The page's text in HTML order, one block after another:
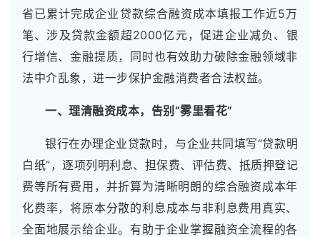
省已累计完成企业贷款综合融资成本填报工作近5万
笔、涉及贷款金额超2000亿元，促进企业减负、银
行增信、金融提质，同时也有效助力破除金融领域非
法中介乱象，进一步保护金融消费者合法权益。
一、理清融资成本，告别“雾里看花”
银行在办理企业贷款时，与企业共同填写“贷款明
白纸”，逐项列明利息、担保费、评估费、抵质押登记
费等所有费用，并折算为清晰明朗的综合融资成本年
化费率，将原本分散的利息成本与非利息费用真实、
全面地展示给企业。有助于企业掌握融资全流程的各